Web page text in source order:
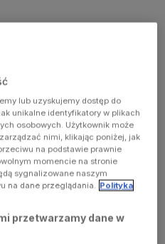
lub uzyskujemy dostęp do
unikalne identyfikatory w plikach
osobowych. Użytkownik może
nimi, klikając poniżej, jak
na podstawie prawnie
momencie na stronie
sygnalizowane naszym
na dane przeglądania. Polityka
przetwarzamy dane w